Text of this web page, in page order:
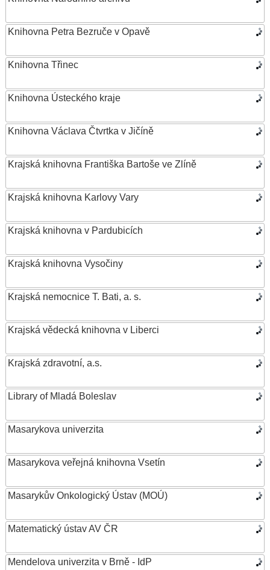
Knihovna Petra Bezruče v Opavě
Knihovna Třinec
Knihovna Ústeckého kraje
Knihovna Václava Čtvrtka v Jičíně
Krajská knihovna Františka Bartoše ve Zlíně
Krajská knihovna Karlovy Vary
Krajská knihovna v Pardubicích
Krajská knihovna Vysočiny
Krajská nemocnice T. Bati, a. s.
Krajská vědecká knihovna v Liberci
Krajská zdravotní, a.s.
Library of Mladá Boleslav
Masarykova univerzita
Masarykova veřejná knihovna Vsetín
Masarykův Onkologický Ústav (MOÚ)
Matematický ústav AV ČR
Mendelova univerzita v Brně - IdP